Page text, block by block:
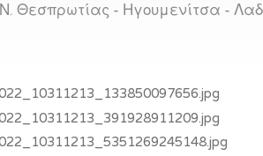
Ν. Θεσπρωτίας - Ηγουμενίτσα -